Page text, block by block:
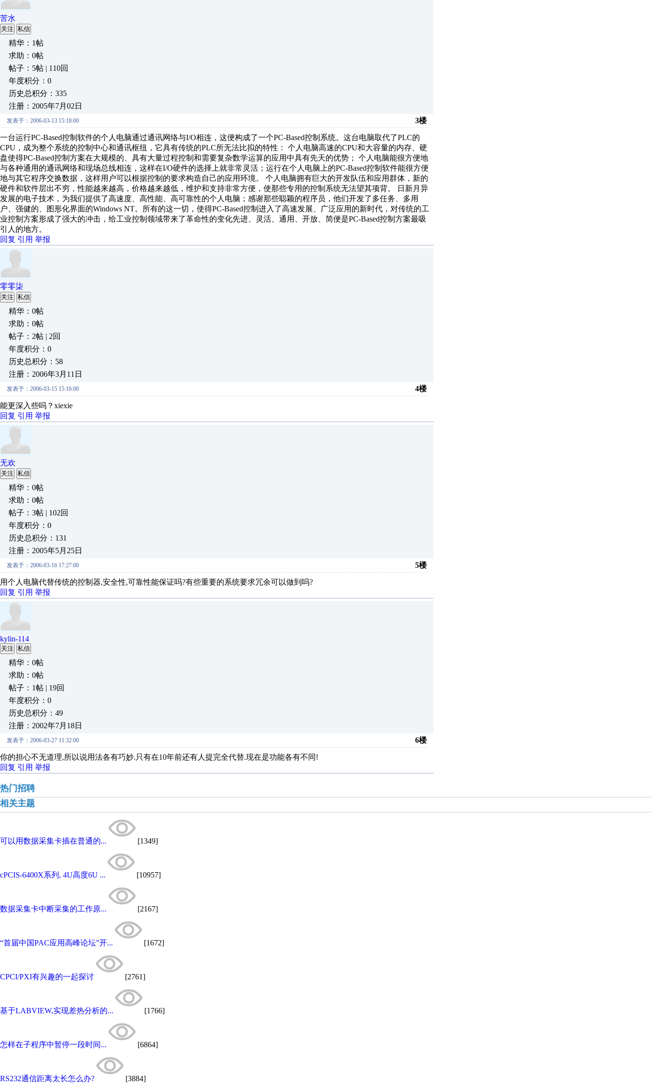
苦水
关注 私信
精华：1帖
求助：0帖
帖子：5帖 | 110回
年度积分：0
历史总积分：335
注册：2005年7月02日
发表于：2006-03-13 15:18:00 3楼
一台运行PC-Based控制软件的个人电脑通过通讯网络与I/O相连，这便构成了一个PC-Based控制系统。这台电脑取代了PLC的
CPU，成为整个系统的控制中心和通讯枢纽，它具有传统的PLC所无法比拟的特性： 个人电脑高速的CPU和大容量的内存、硬
盘使得PC-Based控制方案在大规模的、具有大量过程控制和需要复杂数学运算的应用中具有先天的优势； 个人电脑能很方便地
与各种通用的通讯网络和现场总线相连，这样在I/O硬件的选择上就非常灵活；运行在个人电脑上的PC-Based控制软件能很方便
地与其它程序交换数据，这样用户可以根据控制的要求构造自己的应用环境。 个人电脑拥有巨大的开发队伍和应用群体，新的
硬件和软件层出不穷，性能越来越高，价格越来越低，维护和支持非常方便，使那些专用的控制系统无法望其项背。 日新月异
发展的电子技术，为我们提供了高速度、高性能、高可靠性的个人电脑；感谢那些聪颖的程序员，他们开发了多任务、多用
户、强健的、图形化界面的Windows NT。所有的这一切，使得PC-Based控制进入了高速发展、广泛应用的新时代，对传统的工
业控制方案形成了强大的冲击，给工业控制领域带来了革命性的变化先进、灵活、通用、开放、简便是PC-Based控制方案最吸
引人的地方。
回复 引用 举报
零零柒
关注 私信
精华：0帖
求助：0帖
帖子：2帖 | 2回
年度积分：0
历史总积分：58
注册：2006年3月11日
发表于：2006-03-15 15:16:00 4楼
能更深入些吗？xiexie
回复 引用 举报
无欢
关注 私信
精华：0帖
求助：0帖
帖子：3帖 | 102回
年度积分：0
历史总积分：131
注册：2005年5月25日
发表于：2006-03-16 17:27:00 5楼
用个人电脑代替传统的控制器,安全性,可靠性能保证吗?有些重要的系统要求冗余可以做到吗?
回复 引用 举报
kylin-114
关注 私信
精华：0帖
求助：0帖
帖子：1帖 | 19回
年度积分：0
历史总积分：49
注册：2002年7月18日
发表于：2006-03-27 11:32:00 6楼
你的担心不无道理,所以说用法各有巧妙.只有在10年前还有人提完全代替.现在是功能各有不同!
回复 引用 举报
热门招聘
相关主题
可以用数据采集卡插在普通的... [1349]
cPCIS-6400X系列, 4U高度6U ... [10957]
数据采集卡中断采集的工作原... [2167]
“首届中国PAC应用高峰论坛”开... [1672]
CPCI/PXI有兴趣的一起探讨 [2761]
基于LABVIEW,实现差热分析的... [1766]
怎样在子程序中暂停一段时间... [6864]
RS232通信距离太长怎么办? [3884]